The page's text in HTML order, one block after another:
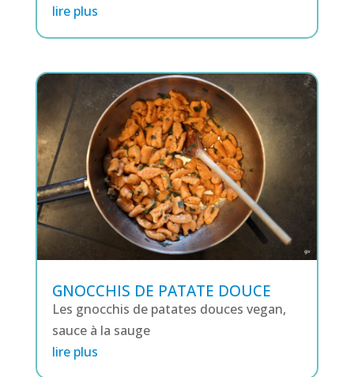
lire plus
GNOCCHIS DE PATATE DOUCE
Les gnocchis de patates douces vegan,
sauce à la sauge
lire plus